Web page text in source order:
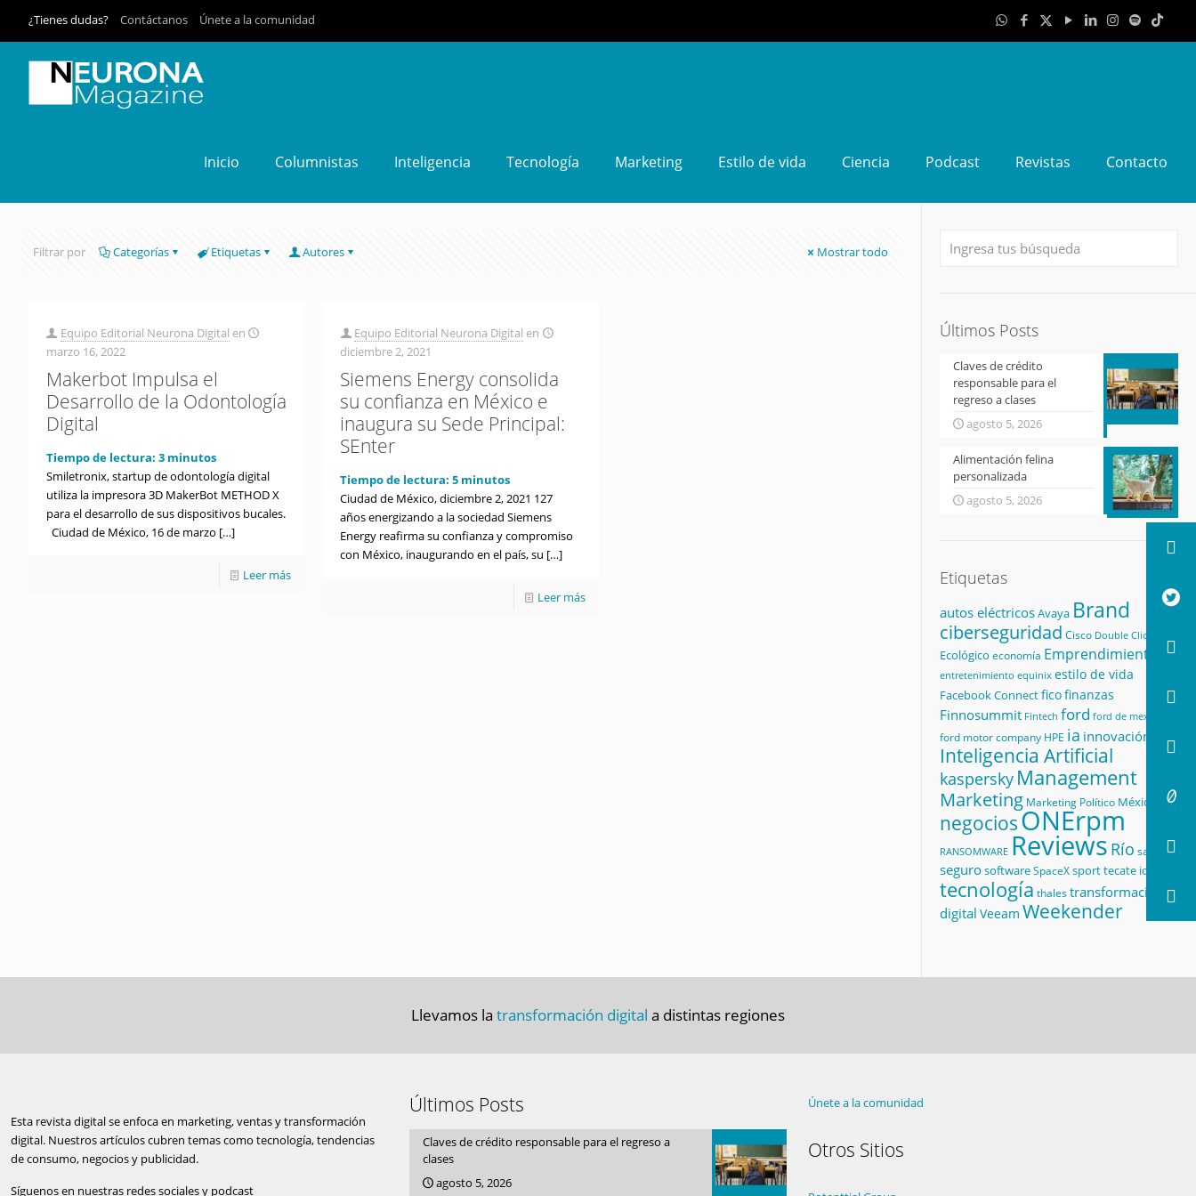
¿Tienes dudas? Contáctanos Únete a la comunidad
Inicio Columnistas Inteligencia Tecnología Marketing Estilo de vida Ciencia Podcast Revistas Contacto
Filtrar por Categorías Etiquetas Autores Mostrar todo
Equipo Editorial Neurona Digital en
marzo 16, 2022
Makerbot Impulsa el
Desarrollo de la Odontología
Digital
Tiempo de lectura: 3 minutos
Smiletronix, startup de odontología digital
utiliza la impresora 3D MakerBot METHOD X
para el desarrollo de sus dispositivos bucales.
Ciudad de México, 16 de marzo […]
Leer más
Equipo Editorial Neurona Digital en
diciembre 2, 2021
Siemens Energy consolida
su confianza en México e
inaugura su Sede Principal:
SEnter
Tiempo de lectura:5 minutos
Ciudad de México, diciembre 2, 2021 127
años energizando a la sociedad Siemens
Energy reafirma su confianza y compromiso
con México, inaugurando en el país, su […]
Leer más
Últimos Posts
Claves de crédito
responsable para el
regreso a clases
agosto 5, 2026
Alimentación felina
personalizada
agosto 5, 2026
Etiquetas
autos eléctricosAvaya Brand
ciberseguridad Cisco Double Click
Ecológico economía Emprendimiento
entretenimiento equinix estilo de vida
Facebook Connectficofinanzas
Finnosummit Fintech ford ford de mexico
ford motor company HPE ia innovación
Inteligencia Artificial
kaspersky Management
Marketing Marketing Político México
negociosONErpm
RANSOMWARE Reviews Río salud
segurosoftwareSpaceXsporttecate id
tecnología thalestransformación
digital Veeam Weekender
Llevamos la transformación digital a distintas regiones
Esta revista digital se enfoca en marketing, ventas y transformación
digital. Nuestros artículos cubren temas como tecnología, tendencias
de consumo, negocios y publicidad.
Síguenos en nuestras redes sociales y podcast
Últimos Posts
Claves de crédito responsable para el regreso a
clases
agosto 5, 2026
Únete a la comunidad
Otros Sitios